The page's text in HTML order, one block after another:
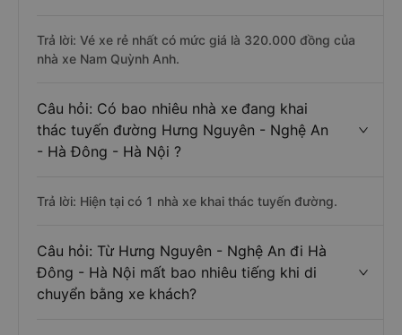
Trả lời: Vé xe rẻ nhất có mức giá là 320.000 đồng của
nhà xe Nam Quỳnh Anh.
Câu hỏi: Có bao nhiêu nhà xe đang khai
thác tuyến đường Hưng Nguyên - Nghệ An
- Hà Đông - Hà Nội ?
Trả lời: Hiện tại có 1 nhà xe khai thác tuyến đường.
Câu hỏi: Từ Hưng Nguyên - Nghệ An đi Hà
Đông - Hà Nội mất bao nhiêu tiếng khi di
chuyển bằng xe khách?